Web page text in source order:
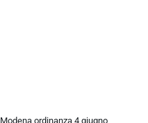
ordinanza 4 giugno